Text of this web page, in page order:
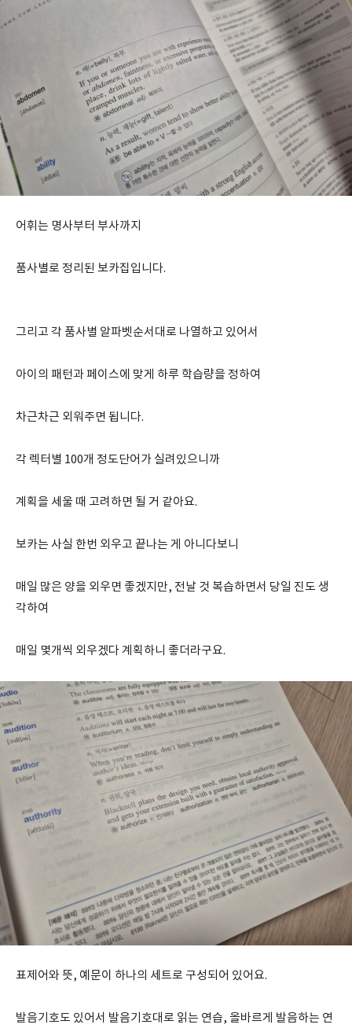
어휘는 명사부터 부사까지
품사별로 정리된 보카집입니다.
그리고 각 품사별 알파벳순서대로 나열하고 있어서
아이의 패턴과 페이스에 맞게 하루 학습량을 정하여
차근차근 외워주면 됩니다.
각 렉터별 100개 정도단어가 실려있으니까
계획을 세울 때 고려하면 될 거 같아요.
보카는 사실 한번 외우고 끝나는 게 아니다보니
매일 많은 양을 외우면 좋겠지만, 전날 것 복습하면서 당일 진도 생
각하여
매일 몇개씩 외우겠다 계획하니 좋더라구요.
표제어와 뜻, 예문이 하나의 세트로 구성되어 있어요.
발음기호도 있어서 발음기호대로 읽는 연습, 올바르게 발음하는 연